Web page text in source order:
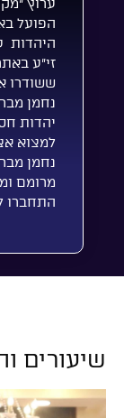
ערוץ
הפועל
היהדות
זי”ע
ששודרו
נחמן
יהדות
למצוא
נחמן
מרומם
התחברו
שיעורים